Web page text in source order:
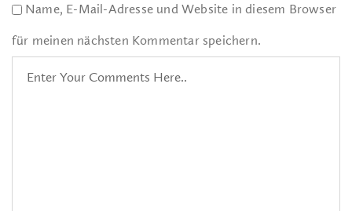
Name, E-Mail-Adresse und Website in diesem Browser
für meinen nächsten Kommentar speichern.